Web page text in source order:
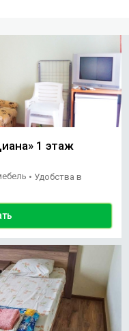
1 этаж
• Удобства в